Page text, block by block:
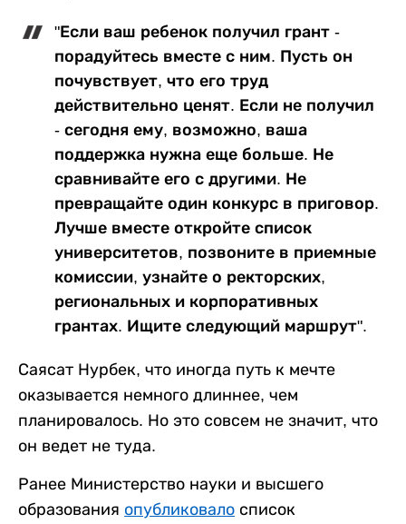
"Если ваш ребенок получил грант -
порадуйтесь вместе с ним. Пусть он
почувствует, что его труд
действительно ценят. Если не получил
- сегодня ему, возможно, ваша
поддержка нужна еще больше. Не
сравнивайте его с другими. Не
превращайте один конкурс в приговор.
Лучше вместе откройте список
университетов, позвоните в приемные
комиссии, узнайте о ректорских,
региональных и корпоративных
грантах. Ищите следующий маршрут".
Саясат Нурбек, что иногда путь к мечте
оказывается немного длиннее, чем
планировалось. Но это совсем не значит, что
он ведет не туда.
Ранее Министерство науки и высшего
образования опубликовало список